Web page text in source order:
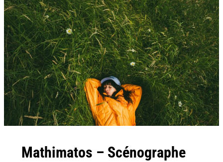
Mathimatos – Scénographe